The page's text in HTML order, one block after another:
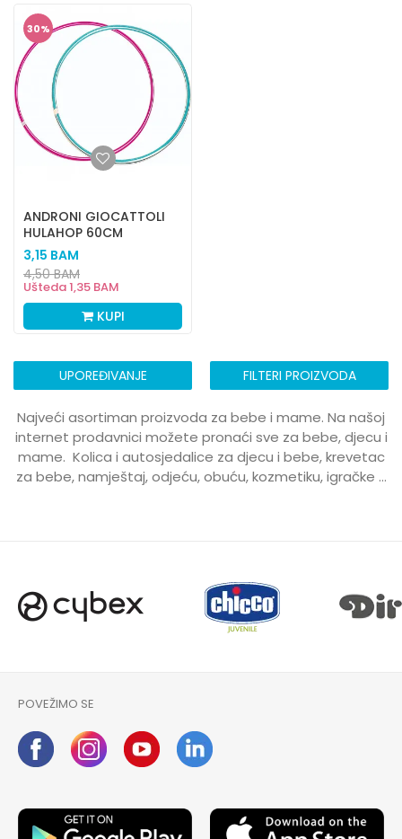
30%
ANDRONI GIOCATTOLI
HULAHOP 60CM
3,15 BAM
Ušteda1,35 BAM
4,50BAM
KUPI
UPOREĐIVANJE FILTERI PROIZVODA
Najveći asortiman proizvoda za bebe i mame. Na našoj
internet prodavnici možete pronaći sve za bebe, djecu i
mame. Kolica i autosjedalice za djecu i bebe, krevetac
za bebe, namještaj, odjeću, obuću, kozmetiku, igračke ...
POVEŽIMO SE